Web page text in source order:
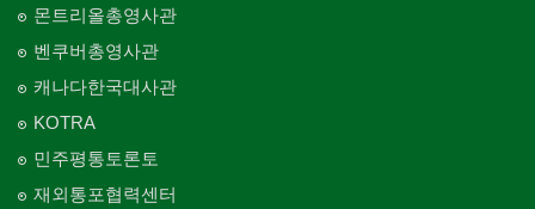
몬트리올총영사관
벤쿠버총영사관
캐나다한국대사관
KOTRA
민주평통토론토
재외통포협력센터